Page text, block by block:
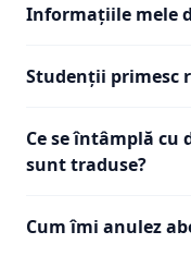
Informațiile mele
Studenții primesc
Ce se întâmplă cu
sunt traduse?
Cum îmi anulez